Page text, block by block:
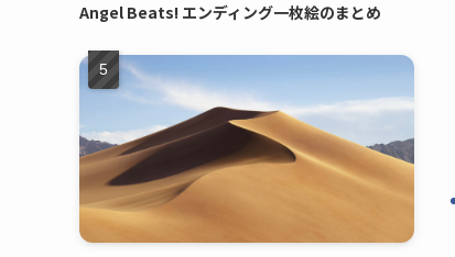
Angel Beats! エンディング一枚絵のまとめ